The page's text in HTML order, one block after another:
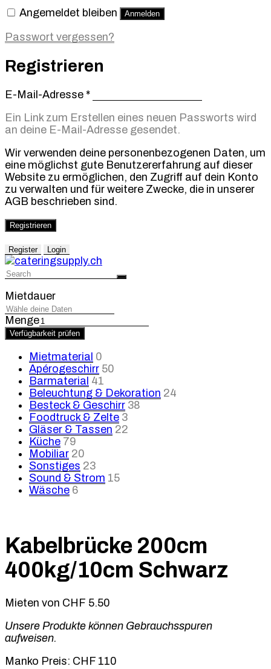
Angemeldet bleiben
Anmelden
Passwort vergessen?
Registrieren
E-Mail-Adresse *Erforderlich
Ein Link zum Erstellen eines neuen Passworts wird
an deine E-Mail-Adresse gesendet.
Wir verwenden deine personenbezogenen Daten, um
eine möglichst gute Benutzererfahrung auf dieser
Website zu ermöglichen, den Zugriff auf dein Konto
zu verwalten und für weitere Zwecke, die in unserer
AGB beschrieben sind.
Registrieren
Register Login
Mietdauer
Menge
Verfügbarkeit prüfen
Mietmaterial 0
Apérogeschirr 50
Barmaterial 41
Beleuchtung & Dekoration 24
Besteck & Geschirr 38
Foodtruck & Zelte 3
Gläser & Tassen 22
Küche 79
Mobiliar 20
Sonstiges 23
Sound & Strom 15
Wäsche 6
Kabelbrücke 200cm
400kg/10cm Schwarz
Mieten von CHF 5.50
Unsere Produkte können Gebrauchsspuren
aufweisen.
Manko Preis: CHF 110